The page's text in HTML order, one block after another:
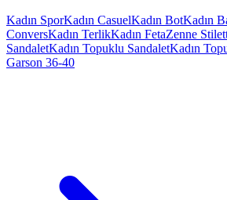
Kadın SporKadın CasuelKadın BotKadın
ConversKadın TerlikKadın FetaZenne
SandaletKadın Topuklu SandaletKadın
Garson 36-40